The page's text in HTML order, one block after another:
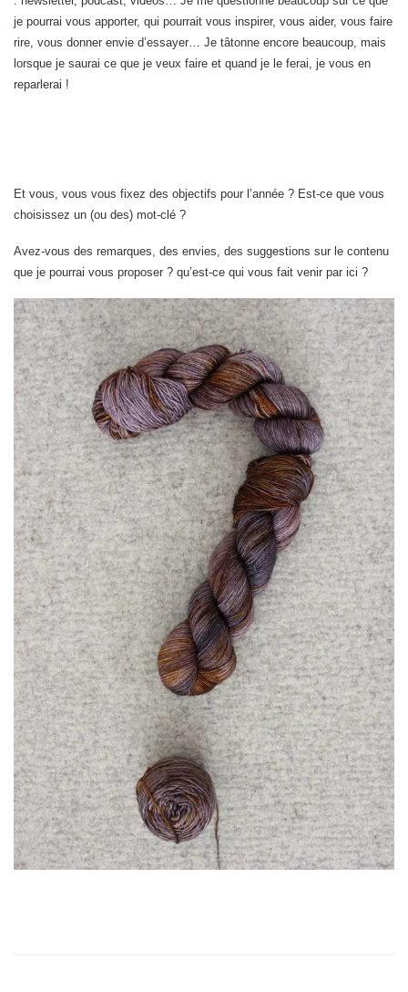
je pourrai vous apporter, qui pourrait vous inspirer, vous aider, vous faire
rire, vous donner envie d’essayer… Je tâtonne encore beaucoup, mais
lorsque je saurai ce que je veux faire et quand je le ferai, je vous en
reparlerai !
Et vous, vous vous fixez des objectifs pour l’année ? Est-ce que vous
choisissez un (ou des) mot-clé ?
Avez-vous des remarques, des envies, des suggestions sur le contenu
que je pourrai vous proposer ? qu’est-ce qui vous fait venir par ici ?